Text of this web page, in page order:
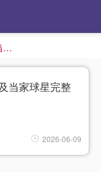
世界杯当家球星
当家球星完整
2026-06-09